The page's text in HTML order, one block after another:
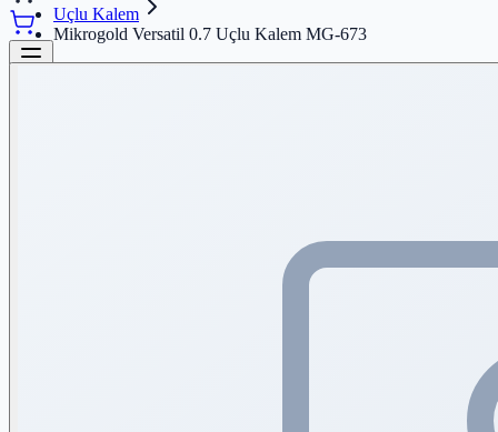
Uçlu Kalem
Mikrogold Versatil 0.7 Uçlu Kalem MG-673